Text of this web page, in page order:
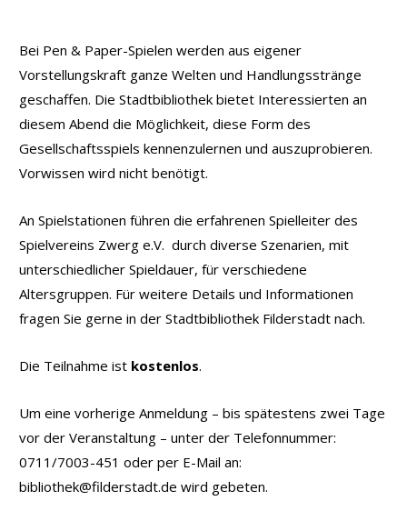
Bei Pen & Paper-Spielen werden aus eigener
Vorstellungskraft ganze Welten und Handlungsstränge
geschaffen. Die Stadtbibliothek bietet Interessierten an
diesem Abend die Möglichkeit, diese Form des
Gesellschaftsspiels kennenzulernen und auszuprobieren.
Vorwissen wird nicht benötigt.
An Spielstationen führen die erfahrenen Spielleiter des
Spielvereins Zwerg e.V. durch diverse Szenarien, mit
unterschiedlicher Spieldauer, für verschiedene
Altersgruppen. Für weitere Details und Informationen
fragen Sie gerne in der Stadtbibliothek Filderstadt nach.
Die Teilnahme ist kostenlos.
Um eine vorherige Anmeldung – bis spätestens zwei Tage
vor der Veranstaltung – unter der Telefonnummer:
0711/7003-451 oder per E-Mail an:
bibliothek@filderstadt.de wird gebeten.